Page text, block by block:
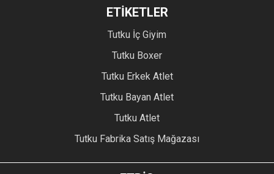
ETİKETLER
Tutku İç Giyim
Tutku Boxer
Tutku Erkek Atlet
Tutku Bayan Atlet
Tutku Atlet
Tutku Fabrika Satış Mağazası